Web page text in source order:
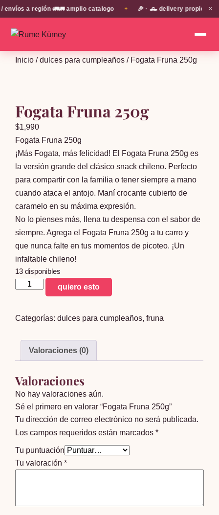
a región 🚛🚛 amplio catalogo 🎉 · 🛻 delivery propio en ✕
Inicio /dulces para cumpleaños / Fogata Fruna 250g
Fogata Fruna 250g
$1,990
Fogata Fruna 250g
¡Más Fogata, más felicidad! El Fogata Fruna 250g es
la versión grande del clásico snack chileno. Perfecto
para compartir con la familia o tener siempre a mano
cuando ataca el antojo. Maní crocante cubierto de
caramelo en su máxima expresión.
No lo pienses más, llena tu despensa con el sabor de
siempre. Agrega el Fogata Fruna 250g a tu carro y
que nunca falte en tus momentos de picoteo. ¡Un
infaltable chileno!
13 disponibles
Fogata
cantidad
quiero esto
Categorías:dulces para cumpleaños,fruna
Valoraciones (0)
Valoraciones
No hay valoraciones aún.
Sé el primero en valorar “Fogata Fruna 250g”
Tu dirección de correo electrónico no será publicada.
Los campos requeridos están marcados*
Tu puntuación
Tu valoración*